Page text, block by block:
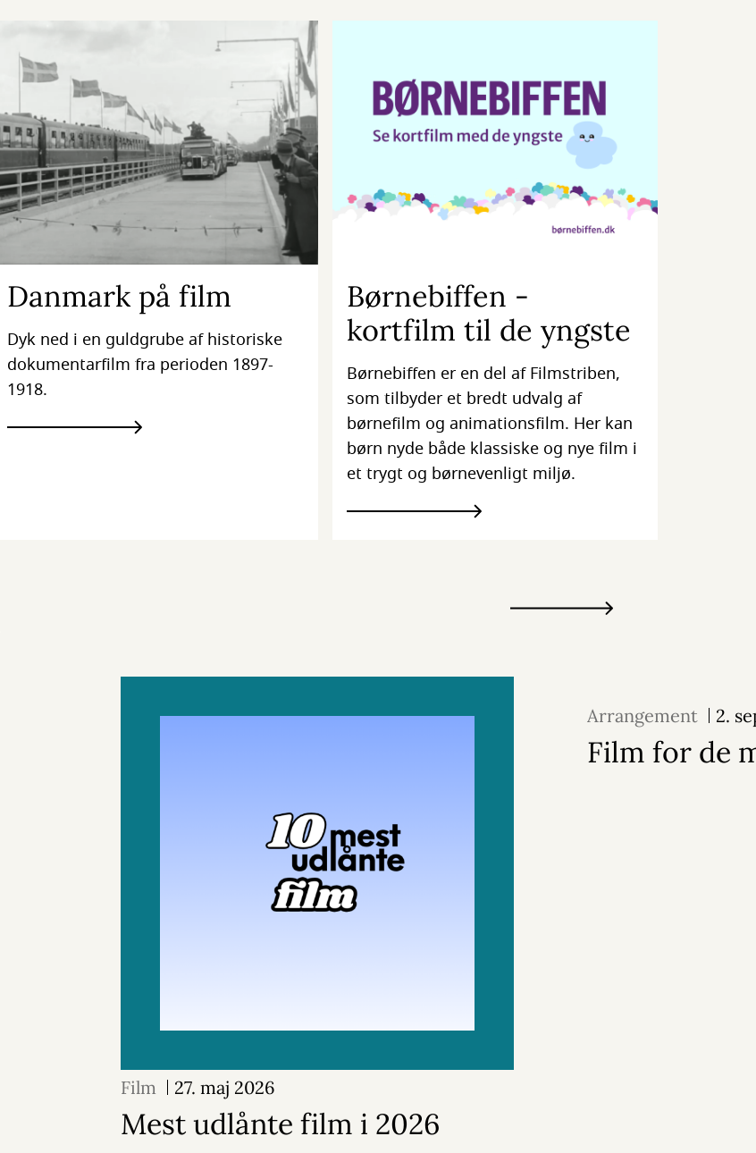
Danmark på film
Dyk ned i en guldgrube af historiske
dokumentarfilm fra perioden 1897-
1918.
Børnebiffen -
kortfilm til de yngste
Børnebiffen er en del af Filmstriben,
som tilbyder et bredt udvalg af
børnefilm og animationsfilm. Her kan
børn nyde både klassiske og nye film i
et trygt og børnevenligt miljø.
Film 27. maj 2026
Mest udlånte film i 2026
Arrangement 2.
Film for de